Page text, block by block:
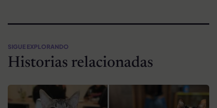
SIGUE EXPLORANDO
Historias relacionadas